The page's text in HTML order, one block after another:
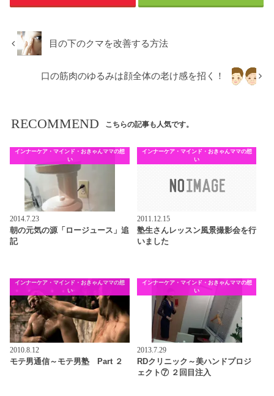
目の下のクマを改善する方法
口の筋肉のゆるみは顔全体の老け感を招く！
RECOMMEND こちらの記事も人気です。
インナーケア・マインド・おきゃんママの想
い
2014.7.23
朝の元気の源「ロージュース」追
記
インナーケア・マインド・おきゃんママの想
い
2011.12.15
塾生さんレッスン風景撮影会を行
いました
インナーケア・マインド・おきゃんママの想
い
2010.8.12
モテ男通信～モテ男塾 Part ２
インナーケア・マインド・おきゃんママの想
い
2013.7.29
RDクリニック～美ハンドプロジ
ェクト⑦ ２回目注入